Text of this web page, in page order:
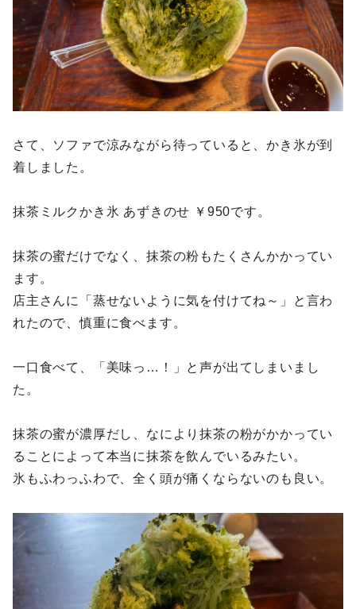
さて、ソファで涼みながら待っていると、かき氷が到
着しました。
抹茶ミルクかき氷 あずきのせ ￥950です。
抹茶の蜜だけでなく、抹茶の粉もたくさんかかってい
ます。
店主さんに「蒸せないように気を付けてね～」と言わ
れたので、慎重に食べます。
一口食べて、「美味っ…！」と声が出てしまいまし
た。
抹茶の蜜が濃厚だし、なにより抹茶の粉がかかってい
ることによって本当に抹茶を飲んでいるみたい。
氷もふわっふわで、全く頭が痛くならないのも良い。